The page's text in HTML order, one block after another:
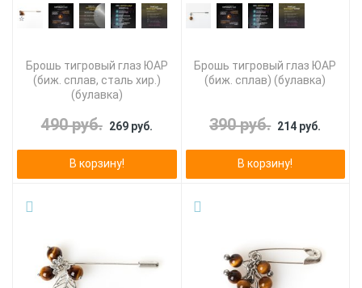
Брошь тигровый глаз ЮАР
(биж. сплав, сталь хир.)
(булавка)
490 руб. 269 руб.
В корзину!
Брошь тигровый глаз ЮАР
(биж. сплав) (булавка)
390 руб. 214 руб.
В корзину!